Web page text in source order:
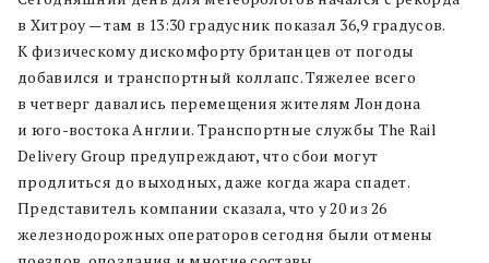
в Хитроу — там в 13:30 градусник показал 36,9 градусов.
К физическому дискомфорту британцев от погоды
добавился и транспортный коллапс. Тяжелее всего
в четверг давались перемещения жителям Лондона
и юго-востока Англии. Транспортные службы The Rail
Delivery Group предупреждают, что сбои могут
продлиться до выходных, даже когда жара спадет.
Представитель компании сказала, что у 20 из 26
железнодорожных операторов сегодня были отмены